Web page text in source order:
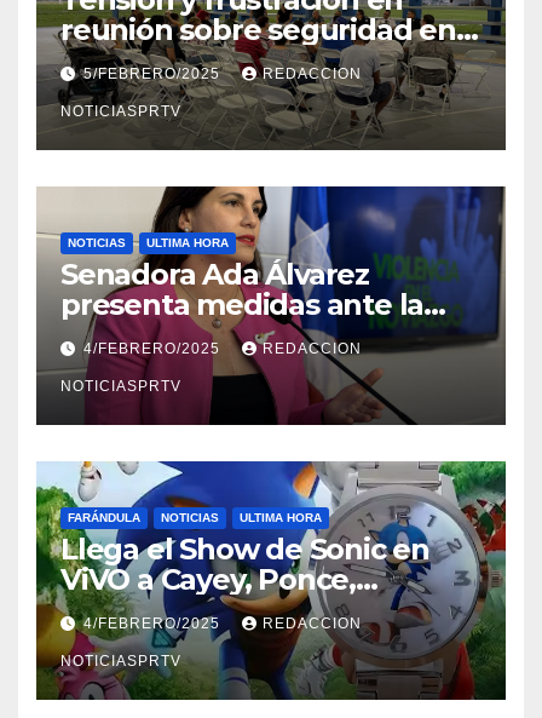
reunión sobre seguridad en
Reparto Metropolitano
5/FEBRERO/2025 REDACCION
NOTICIASPRTV
NOTICIAS ULTIMA HORA
Senadora Ada Álvarez
presenta medidas ante la
violencia en el noviazgo
4/FEBRERO/2025 REDACCION
NOTICIASPRTV
FARÁNDULA NOTICIAS ULTIMA HORA
Llega el Show de Sonic en
ViVO a Cayey, Ponce,
Barceloneta y Humacao,
Relojes gratis para el que
compre ahora….
4/FEBRERO/2025 REDACCION
NOTICIASPRTV